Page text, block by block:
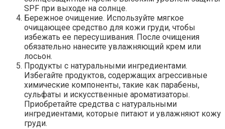
SPF при выходе на солнце.
Бережное очищение. Используйте мягкое
очищающее средство для кожи груди, чтобы
избежать ее пересушивания. После очищения
обязательно нанесите увлажняющий крем или
лосьон.
Продукты с натуральными ингредиентами.
Избегайте продуктов, содержащих агрессивные
химические компоненты, такие как парабены,
сульфаты и искусственные ароматизаторы.
Приобретайте средства с натуральными
ингредиентами, которые питают и увлажняют кожу
груди.